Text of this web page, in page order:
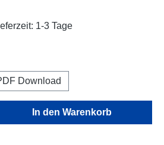
1-3 Tage
Download
Gib den gewünschten
In den Warenkorb